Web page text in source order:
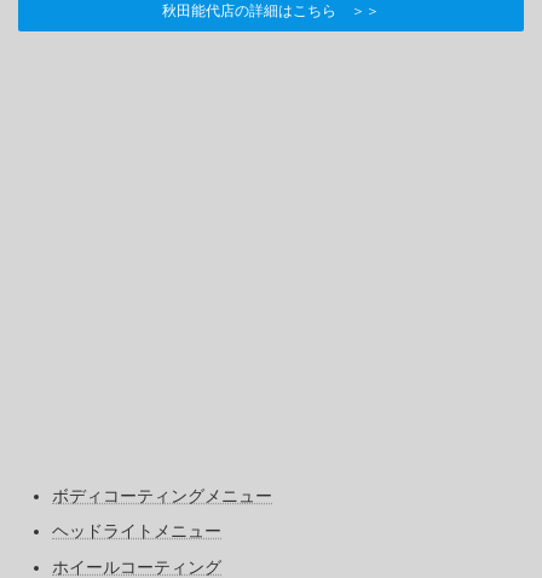
秋田能代店の詳細はこちら ＞＞
ボディコーティングメニュー
ヘッドライトメニュー
ホイールコーティング